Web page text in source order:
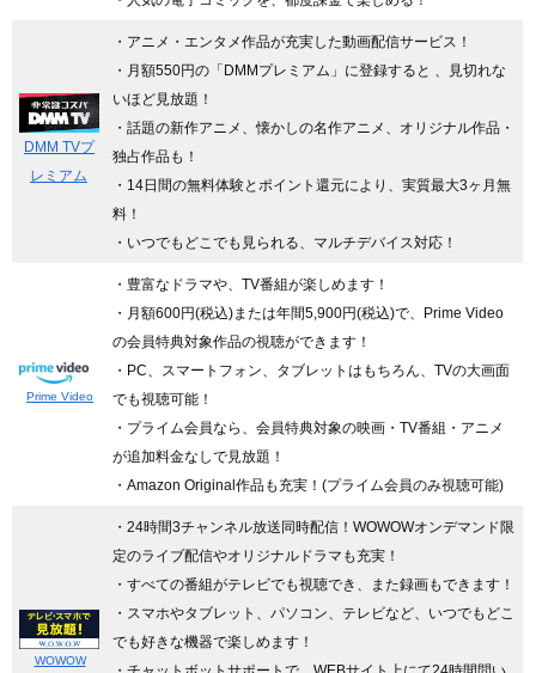
DMM TVプ
レミアム
・アニメ・エンタメ作品が充実した動画配信サービス！
・月額550円の「DMMプレミアム」に登録すると 、見切れな
いほど見放題！
・話題の新作アニメ、懐かしの名作アニメ、オリジナル作品・
独占作品も！
・14日間の無料体験とポイント還元により、実質最大3ヶ月無
料！
・いつでもどこでも見られる、マルチデバイス対応！
Prime Video
・豊富なドラマや、TV番組が楽しめます！
・月額600円(税込)または年間5,900円(税込)で、Prime Video
の会員特典対象作品の視聴ができます！
・PC、スマートフォン、タブレットはもちろん、TVの大画面
でも視聴可能！
・プライム会員なら、会員特典対象の映画・TV番組・アニメ
が追加料金なしで見放題！
・Amazon Original作品も充実！(プライム会員のみ視聴可能)
WOWOW
・24時間3チャンネル放送同時配信 ！WOWOWオンデマンド限
定のライブ配信やオリジナルドラマも充実！
・すべての番組がテレビでも視聴でき、また録画もできます！
・スマホやタブレット、パソコン、テレビなど、いつでもどこ
でも好きな機器で楽しめます！